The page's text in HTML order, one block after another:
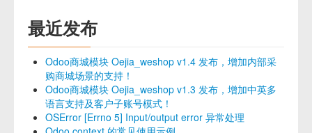
最近发布
Odoo商城模块 Oejia_weshop v1.4 发布，增加内部采
购商城场景的支持！
Odoo商城模块 Oejia_weshop v1.3 发布，增加中英多
语言支持及客户子账号模式！
OSError [Errno 5] Input/output error 异常处理